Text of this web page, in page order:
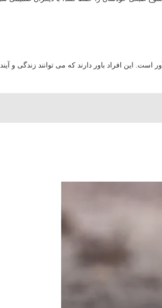
این افراد باور دارند که می توانند زندگی و